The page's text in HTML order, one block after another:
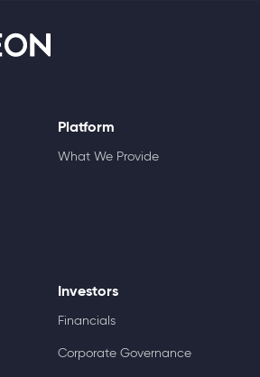
Platform
What We Provide
Investors
Financials
Corporate Governance